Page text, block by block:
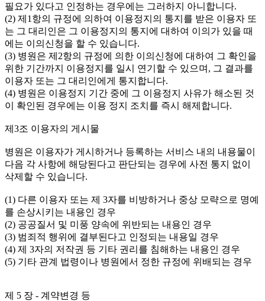
필요가 있다고 인정하는 경우에는 그러하지 아니합니다.
(2) 제1항의 규정에 의하여 이용정지의 통지를 받은 이용자 또
는 그 대리인은 그 이용정지의 통지에 대하여 이의가 있을 때
에는 이의신청을 할 수 있습니다.
(3) 병원은 제2항의 규정에 의한 이의신청에 대하여 그 확인을
위한 기간까지 이용정지를 일시 연기할 수 있으며, 그 결과를
이용자 또는 그 대리인에게 통지합니다.
(4) 병원은 이용정지 기간 중에 그 이용정지 사유가 해소된 것
이 확인된 경우에는 이용 정지 조치를 즉시 해제합니다.
제3조 이용자의 게시물
병원은 이용자가 게시하거나 등록하는 서비스 내의 내용물이
다음 각 사항에 해당된다고 판단되는 경우에 사전 통지 없이
삭제할 수 있습니다.
(1) 다른 이용자 또는 제 3자를 비방하거나 중상 모략으로 명예
를 손상시키는 내용인 경우
(2) 공공질서 및 미풍 양속에 위반되는 내용인 경우
(3) 범죄적 행위에 결부된다고 인정되는 내용일 경우
(4) 제 3자의 저작권 등 기타 권리를 침해하는 내용인 경우
(5) 기타 관계 법령이나 병원에서 정한 규정에 위배되는 경우
제 5 장 - 계약변경 등